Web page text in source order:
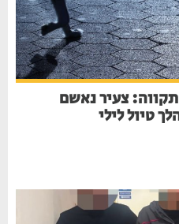
צעיר נאשם
לילי